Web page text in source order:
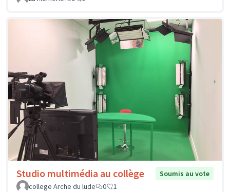
Studio multimédia au collège
Soumis au vote
college Arche du lude
0 1